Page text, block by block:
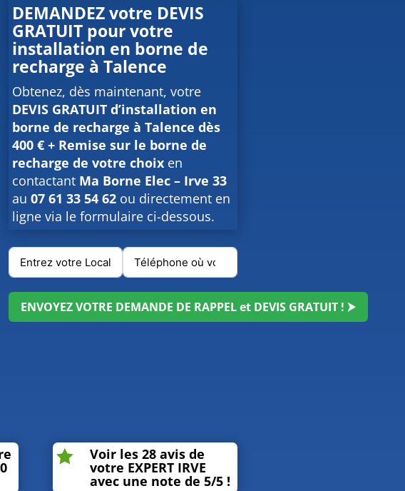
DEMANDEZ votre DEVIS
GRATUIT pour votre
installation en borne de
recharge à Talence
Obtenez, dès maintenant, votre
DEVIS GRATUIT d’installation en
borne de recharge à Talence dès
400 € + Remise sur le borne de
recharge de votre choix en
contactant Ma Borne Elec – Irve 33
au07 61 33 54 62 ou directement en
ligne via le formulaire ci-dessous.
ENVOYEZ VOTRE DEMANDE DE RAPPEL et DEVIS GRATUIT ! ⮞
 Voir les 28 avis de
votre EXPERT IRVE
avec une note de 5/5 !